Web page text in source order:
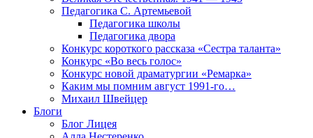
Педагогика С. Артемьевой
Педагогика школы
Педагогика двора
Конкурс короткого рассказа «Сестра таланта»
Конкурс «Во весь голос»
Конкурс новой драматургии «Ремарка»
Каким мы помним август 1991-го…
Михаил Швейцер
Блоги
Блог Лицея